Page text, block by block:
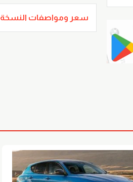
سعر ومواصفات النسخة 2.4 TC I4 VXR دفع رباعي